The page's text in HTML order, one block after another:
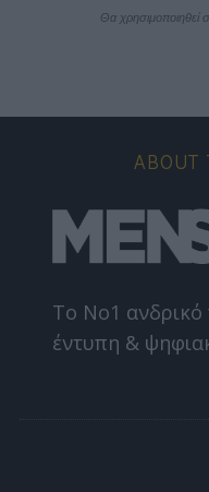
Θα χρησιμοποιηθεί
ABOUT
Το Nο1 ανδρικό
έντυπη &